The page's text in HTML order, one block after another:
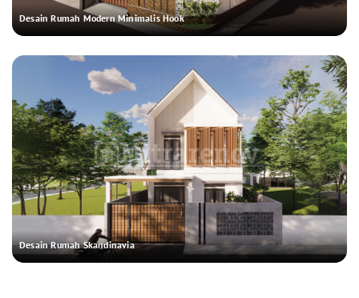
Desain Rumah Modern Minimalis Hook
Desain Rumah Skandinavia